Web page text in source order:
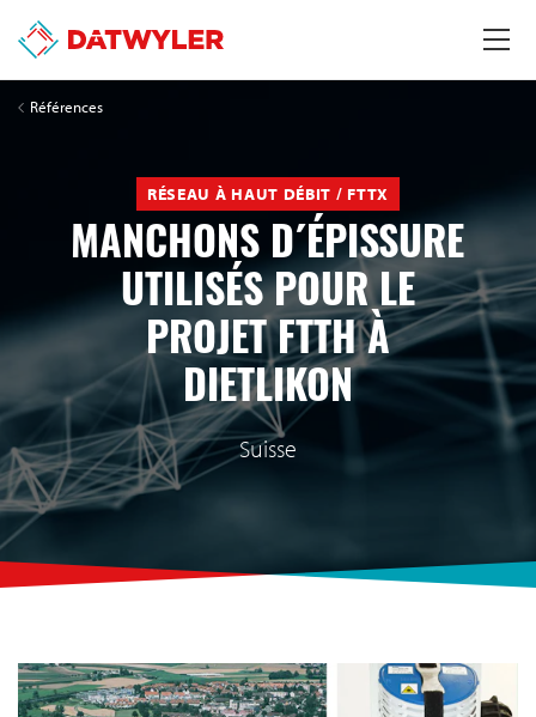
Références
RÉSEAU À HAUT DÉBIT / FTTX
MANCHONS D´ÉPISSURE
UTILISÉS POUR LE
PROJET FTTH À
DIETLIKON
Suisse